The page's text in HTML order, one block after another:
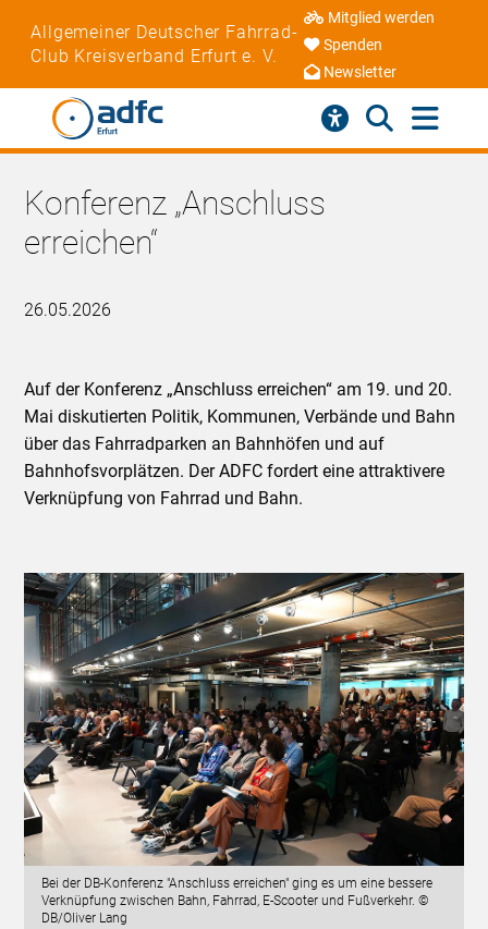
Allgemeiner Deutscher Fahrrad-
Club Kreisverband Erfurt e. V.
Mitglied werden
Spenden
Newsletter
Konferenz „Anschluss
erreichen“
26.05.2026
Auf der Konferenz „Anschluss erreichen“ am 19. und 20.
Mai diskutierten Politik, Kommunen, Verbände und Bahn
über das Fahrradparken an Bahnhöfen und auf
Bahnhofsvorplätzen. Der ADFC fordert eine attraktivere
Verknüpfung von Fahrrad und Bahn.
Bei der DB-Konferenz "Anschluss erreichen" ging es um eine bessere
Verknüpfung zwischen Bahn, Fahrrad, E-Scooter und Fußverkehr. ©
DB/Oliver Lang